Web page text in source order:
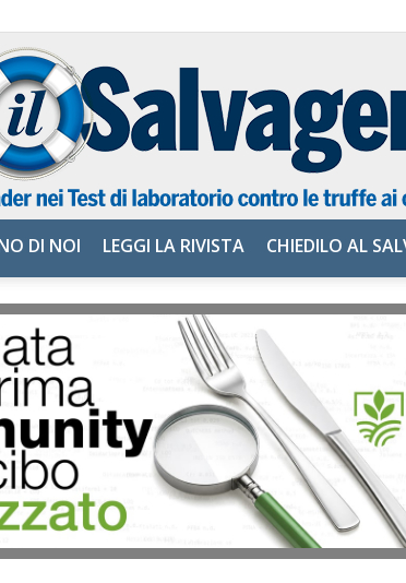
Salvagente
DI NOI LEGGI LA RIVISTA CHIEDILO AL